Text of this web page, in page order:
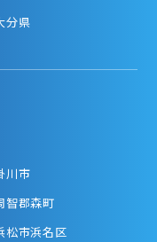
分県
川市
智郡森町
松市浜名区